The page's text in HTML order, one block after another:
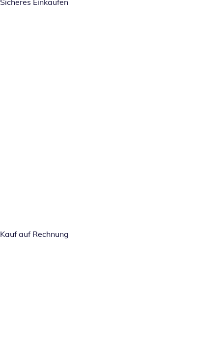
Sicheres Einkaufen
Kauf auf Rechnung